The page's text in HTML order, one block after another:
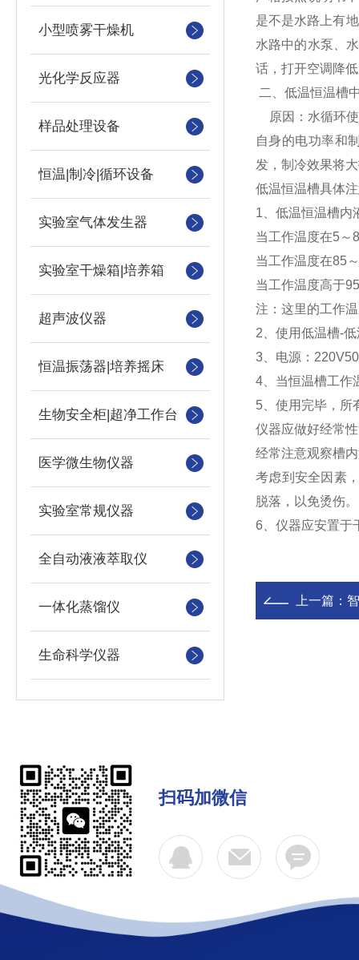
小型喷雾干燥机
光化学反应器
样品处理设备
恒温|制冷|循环设备
实验室气体发生器
实验室干燥箱|培养箱
超声波仪器
恒温振荡器|培养摇床
生物安全柜|超净工作台
医学微生物仪器
实验室常规仪器
全自动液液萃取仪
一体化蒸馏仪
生命科学仪器
是不是水路上有
水路中的水泵、
话，打开空调降
二、低温恒温槽
原因：水循环使
自身的电功率和
发，制冷效果将
低温恒温槽具体
1、低温恒温槽内
当工作温度在5
当工作温度在85
当工作温度高于
注：这里的工作
2、使用低温槽-
3、电源：
4、当恒温槽工作
5、使用完毕，所
仪器应做好经常
经常注意观察槽
考虑到安全因素
脱落，以免烫伤。
6、仪器应安置于
上一篇：
扫码加微信